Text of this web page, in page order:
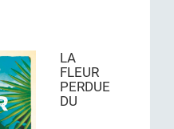
LA
FLEUR
PERDUE
DU